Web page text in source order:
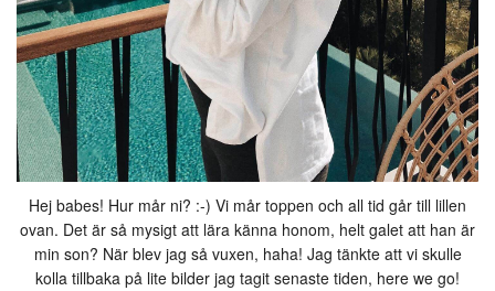
Hej babes! Hur mår ni? :-) Vi mår toppen och all tid går till lillen
ovan. Det är så mysigt att lära känna honom, helt galet att han är
min son? När blev jag så vuxen, haha! Jag tänkte att vi skulle
kolla tillbaka på lite bilder jag tagit senaste tiden, here we go!